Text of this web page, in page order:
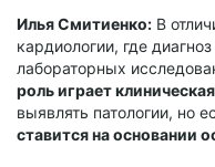
Илья Смитиенко: В
кардиологии, где
лабораторных
роль играет
выявлять патологии, но
ставится на основании